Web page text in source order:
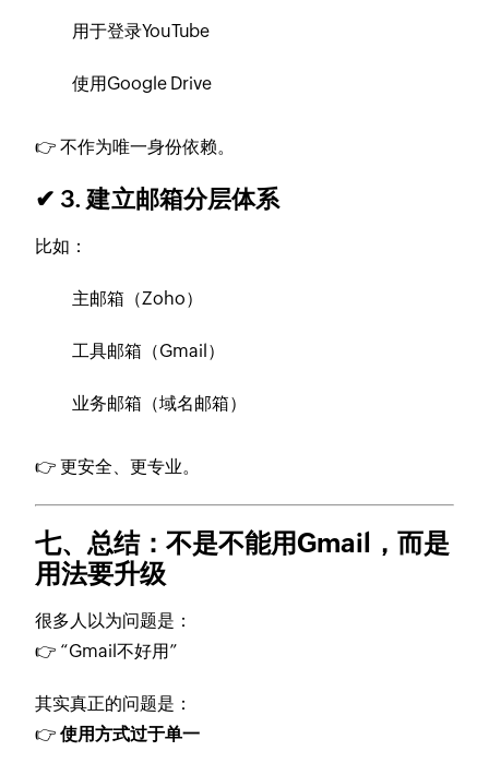
用于登录YouTube
使用Google Drive
👉 不作为唯一身份依赖。
✔ 3. 建立邮箱分层体系
比如：
主邮箱（Zoho）
工具邮箱（Gmail）
业务邮箱（域名邮箱）
👉 更安全、更专业。
七、总结：不是不能用Gmail，而是
用法要升级
很多人以为问题是：
👉 “Gmail不好用”
其实真正的问题是：
👉使用方式过于单一